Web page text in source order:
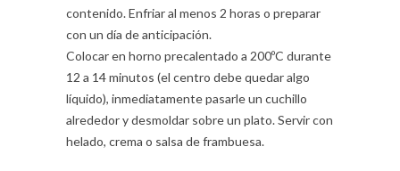
contenido. Enfriar al menos 2 horas o preparar
con un día de anticipación.
Colocar en horno precalentado a 200ºC durante
12 a 14 minutos (el centro debe quedar algo
líquido), inmediatamente pasarle un cuchillo
alrededor y desmoldar sobre un plato. Servir con
helado, crema o salsa de frambuesa.